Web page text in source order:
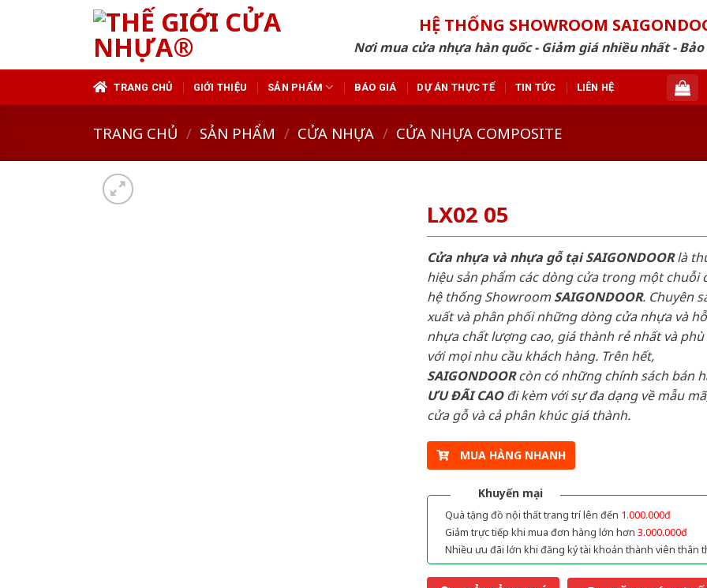
HỆ THỐNG SHOWROOM
Nơi mua cửa nhựa hàn quốc - Giảm giá nhiều nhất -
TRANG CHỦ GIỚI THIỆU SẢN PHẨM BÁO GIÁ DỰ ÁN THỰC TẾ TIN TỨC LIÊN HỆ
TRANG CHỦ / SẢN PHẨM / CỬA NHỰA / CỬA NHỰA COMPOSITE
LX02 05
Cửa nhựa và nhựa gỗ tại SAIGONDOORlà
hiệu sản phẩm các dòng cửa trong một chuỗi
hệ thống ShowroomSAIGONDOOR. Chuyên
xuất và phân phối những dòng cửa nhựa và
nhựa chất lượng cao, giá thành rẻ nhất và
với mọi nhu cầu khách hàng. Trên hết,
SAIGONDOORcòn có những chính sách bán
ƯU ĐÃI CAOđi kèm với sự đa dạng về mẫu
cửa gỗ và cả phân khúc giá thành.
MUA HÀNG NHANH
Khuyến mại
Quà tặng đồ nội thất trang trí lên đến 1.000.000đ
Giảm trực tiếp khi mua đơn hàng lớn hơn 3.000.000đ
Nhiều ưu đãi lớn khi đăng ký tài khoản thành viên thân